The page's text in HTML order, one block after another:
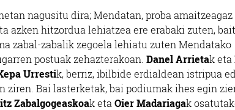
nagusitu dira; Mendatan, proba amaitzeagaz
azken hitzordua lehiatzea ere erabaki zuten,
zabal-zabalik zegoela lehiatu zuten Mendatako
postuak zehazterakoan. Danel Arrietak eta
Urrestik, berriz, ibilbide erdialdean istripua
Bai lasterketak, bai podiumak ihes egin
Zabalgogeaskoak eta Oier Madariagak